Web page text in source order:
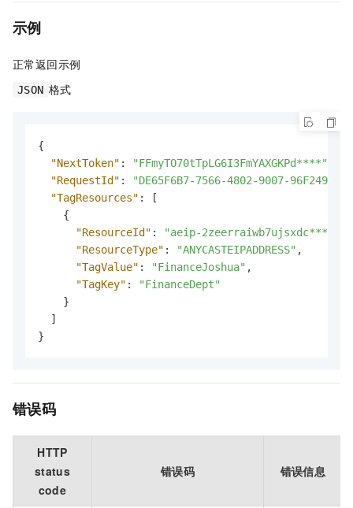
示例
正常返回示例
JSON 格式
{
"NextToken" : "FFmyTO70tTpLG6I3FmYAXGKPd****"
"RequestId" :
"DE65F6B7-7566-4802-9007-
"TagResources" :
[
{
"ResourceId" : "aeip-2zeerraiwb7ujsxdc****"
"ResourceType" : "ANYCASTEIPADDRESS" ,
"TagValue" : "FinanceJoshua" ,
"TagKey" :
"FinanceDept"
}
]
}
错误码
HTTP
status
code
错误码 错误信息